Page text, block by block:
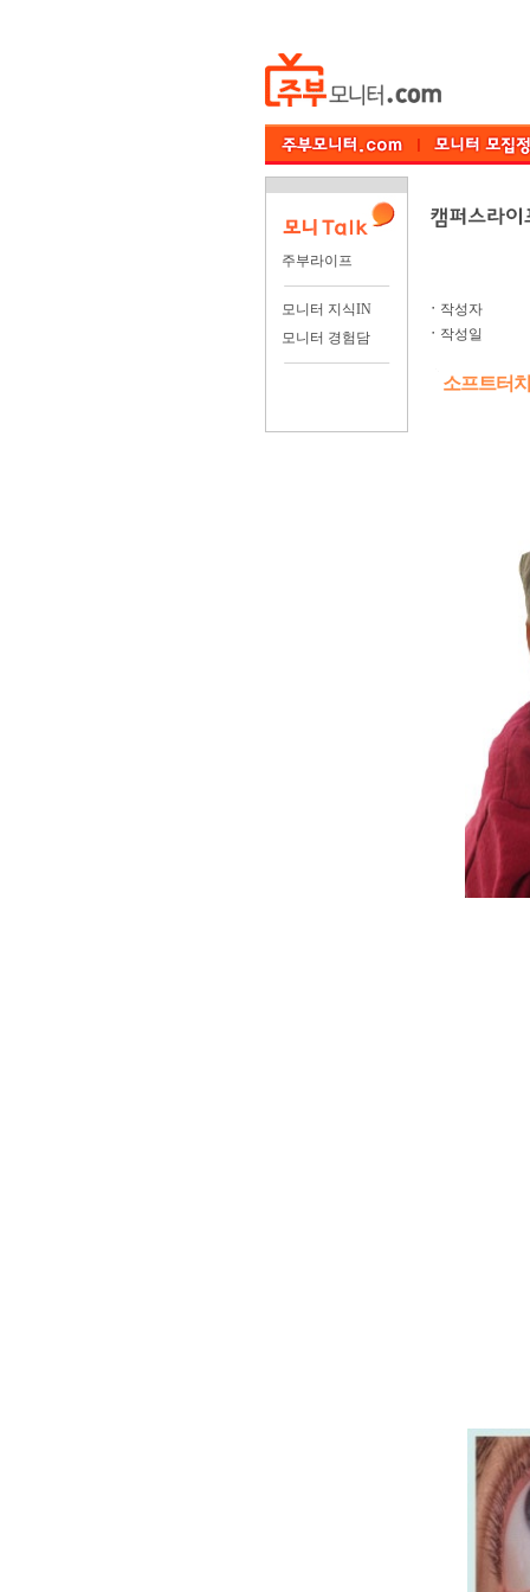
주부라이프
모니터 지식IN
모니터 경험담
ㆍ 작성자
ㆍ 작성일
소프트터